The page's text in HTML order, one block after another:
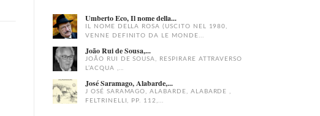
Umberto Eco, Il nome della...
IL NOME DELLA ROSA (USCITO NEL 1980,
VENNE DEFINITO DA LE MONDE...
João Rui de Sousa,...
JOÃO RUI DE SOUSA, RESPIRARE ATTRAVERSO
L’ACQUA ,...
José Saramago, Alabarde,...
J OSÉ SARAMAGO, ALABARDE, ALABARDE ,
FELTRINELLI, PP. 112,...